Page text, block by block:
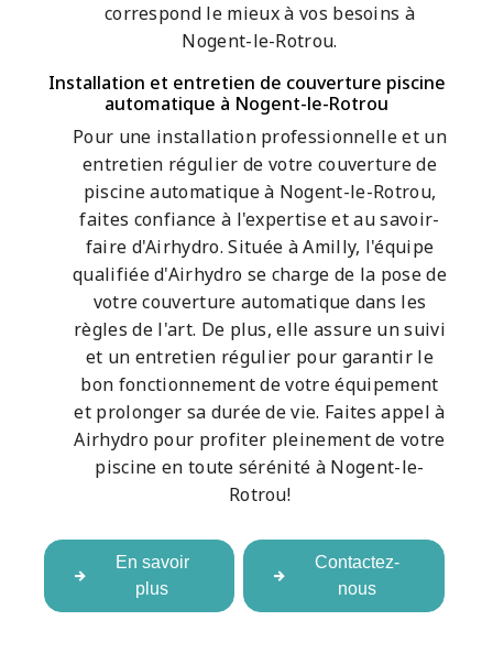
correspond le mieux à vos besoins à
Nogent-le-Rotrou.
Installation et entretien de couverture piscine
automatique à Nogent-le-Rotrou
Pour une installation professionnelle et un
entretien régulier de votre couverture de
piscine automatique à Nogent-le-Rotrou,
faites confiance à l'expertise et au savoir-
faire d'Airhydro. Située à Amilly, l'équipe
qualifiée d'Airhydro se charge de la pose de
votre couverture automatique dans les
règles de l'art. De plus, elle assure un suivi
et un entretien régulier pour garantir le
bon fonctionnement de votre équipement
et prolonger sa durée de vie. Faites appel à
Airhydro pour profiter pleinement de votre
piscine en toute sérénité à Nogent-le-
Rotrou!
En savoir
plus
Contactez-
nous